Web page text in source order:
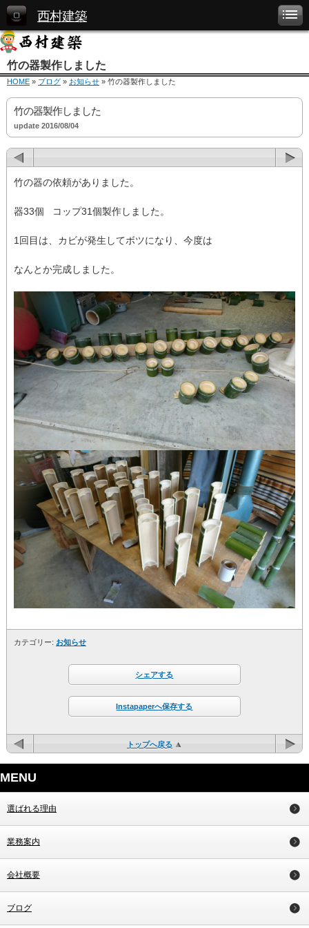
西村建築
竹の器製作しました
HOME » ブログ » お知らせ » 竹の器製作しました
竹の器製作しました
update 2016/08/04
竹の器の依頼がありました。
器33個 コップ31個製作しました。
1回目は、カビが発生してボツになり、今度は
なんとか完成しました。
カテゴリー: お知らせ
シェアする
Instapaperへ保存する
トップへ戻る
MENU
選ばれる理由
業務案内
会社概要
ブログ